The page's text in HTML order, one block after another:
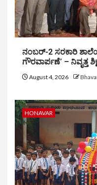
ನಂಬರ್-2 ಸರಕಾರಿ
ಗೌರವಾರ್ಪಣೆ’ – ನಿವೃತ್ತ
August 4, 2026
HONAVAR